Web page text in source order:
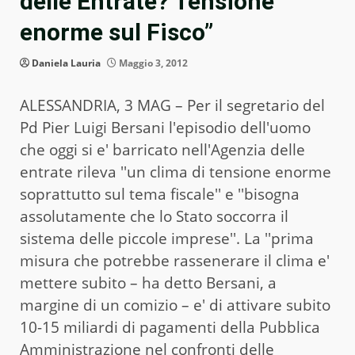
enorme sul Fisco”
Daniela Lauria Maggio 3, 2012
ALESSANDRIA, 3 MAG – Per il segretario del
Pd Pier Luigi Bersani l'episodio dell'uomo
che oggi si e' barricato nell'Agenzia delle
entrate rileva ''un clima di tensione enorme
soprattutto sul tema fiscale'' e ''bisogna
assolutamente che lo Stato soccorra il
sistema delle piccole imprese''. La ''prima
misura che potrebbe rassenerare il clima e'
mettere subito – ha detto Bersani, a
margine di un comizio – e' di attivare subito
10-15 miliardi di pagamenti della Pubblica
Amministrazione nel confronti delle